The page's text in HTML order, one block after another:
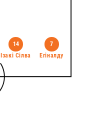
14
Ізакі Сілва
7
Егіналду